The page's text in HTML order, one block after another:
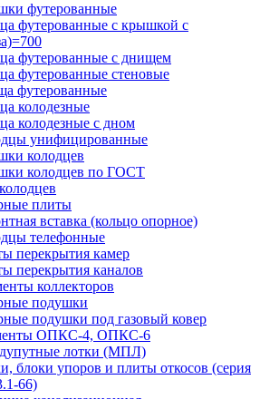
футерованные
футерованные с крышкой с
футерованные с днищем
футерованные стеновые
футерованные
колодезные
колодезные с дном
унифицированные
колодцев
колодцев по ГОСТ
плиты
вставка (кольцо опорное)
телефонные
перекрытия камер
перекрытия каналов
коллекторов
подушки
подушки под газовый ковер
ОПКС-4, ОПКС-6
лотки (МПЛ)
блоки упоров и плиты откосов (серия
66)